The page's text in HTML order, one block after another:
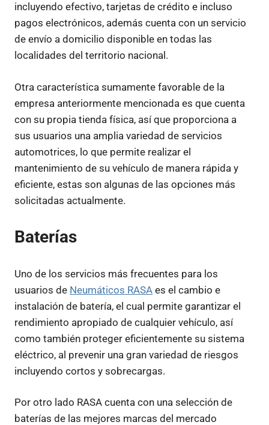
incluyendo efectivo, tarjetas de crédito e incluso
pagos electrónicos, además cuenta con un servicio
de envío a domicilio disponible en todas las
localidades del territorio nacional.
Otra característica sumamente favorable de la
empresa anteriormente mencionada es que cuenta
con su propia tienda física, así que proporciona a
sus usuarios una amplia variedad de servicios
automotrices, lo que permite realizar el
mantenimiento de su vehículo de manera rápida y
eficiente, estas son algunas de las opciones más
solicitadas actualmente.
Baterías
Uno de los servicios más frecuentes para los
usuarios de Neumáticos RASA es el cambio e
instalación de batería, el cual permite garantizar el
rendimiento apropiado de cualquier vehículo, así
como también proteger eficientemente su sistema
eléctrico, al prevenir una gran variedad de riesgos
incluyendo cortos y sobrecargas.
Por otro lado RASA cuenta con una selección de
baterías de las mejores marcas del mercado